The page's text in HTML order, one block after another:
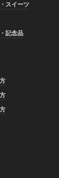
スイーツ
記念品